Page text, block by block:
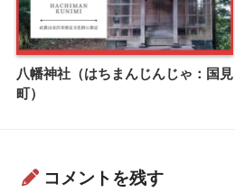
八幡神社（はちまんじんじゃ：国見
町）
コメントを残す